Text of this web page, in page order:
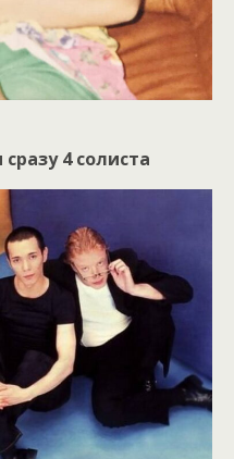
4 солиста